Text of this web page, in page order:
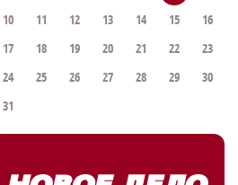
10
11 12 13 14 15
16
17
18 19 20 21 22
23
24
25 26 27 28 29
30
31